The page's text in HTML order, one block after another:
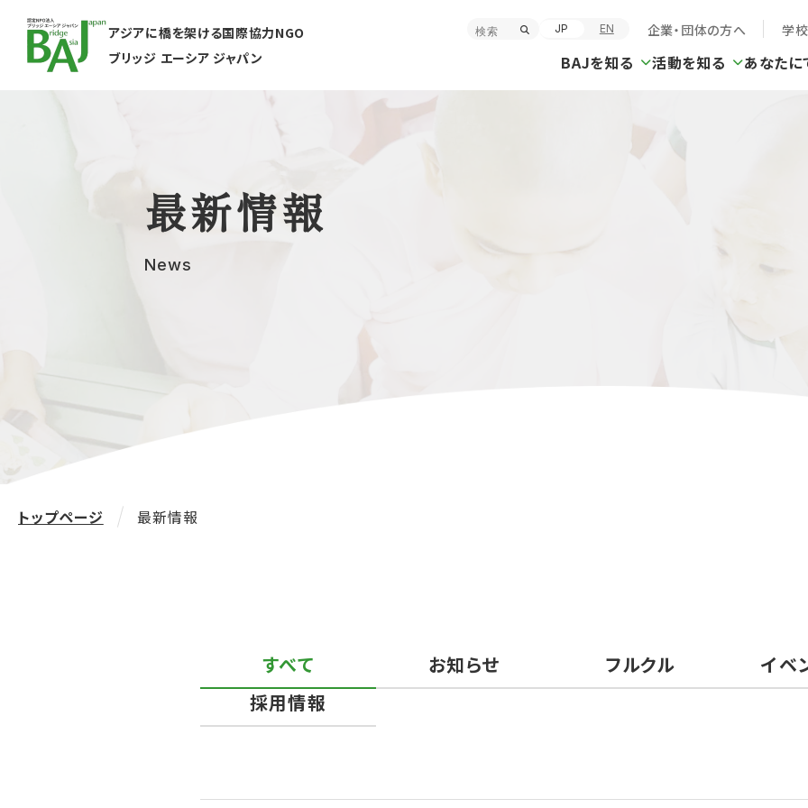
アジアに橋を架ける国際協力NGO
ブリッジ エーシア ジャパン
JP EN 企業・団体の方へ 学
BAJを知る 活動を知る あなたに
最新情報
News
トップページ 最新情報
すべて お知らせ フルクル
イベ
採用情報